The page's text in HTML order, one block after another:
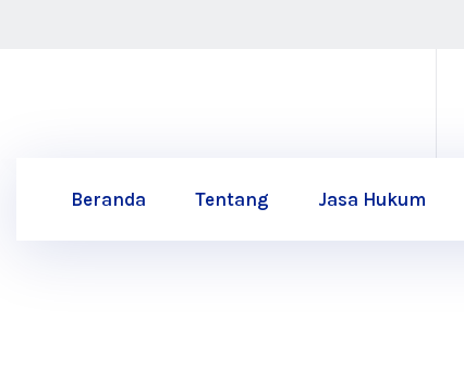
Beranda Tentang Jasa Hukum